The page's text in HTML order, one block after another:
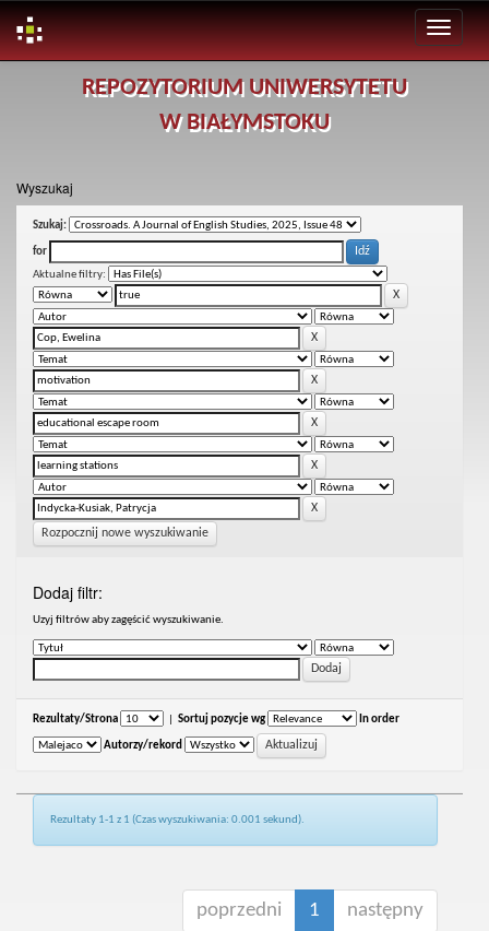
REPOZYTORIUM UNIWERSYTETU
W BIAŁYMSTOKU
Wyszukaj
Szukaj:
for
Aktualne filtry:
Rozpocznij nowe wyszukiwanie
Dodaj filtr:
Uzyj filtrów aby zagęścić wyszukiwanie.
Rezultaty/Strona Sortuj pozycje wg In order
Autorzy/rekord
Rezultaty 1-1 z 1 (Czas wyszukiwania: 0.001 sekund).
poprzedni 1 następny